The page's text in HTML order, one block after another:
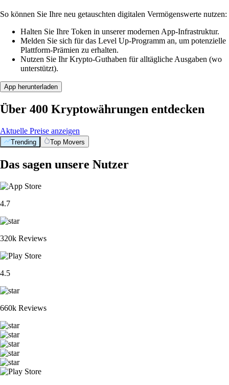
So können Sie Ihre neu getauschten digitalen Vermögenswerte nutzen:
Halten Sie Ihre Token in unserer modernen App-Infrastruktur.
Melden Sie sich für das Level Up-Programm an, um potenzielle
Plattform-Prämien zu erhalten.
Nutzen Sie Ihr Krypto-Guthaben für alltägliche Ausgaben (wo
unterstützt).
App herunterladen
Über 400 Kryptowährungen entdecken
Aktuelle Preise anzeigen
Trending Top Movers
Das sagen unsere Nutzer
4.7
320k Reviews
4.5
660k Reviews